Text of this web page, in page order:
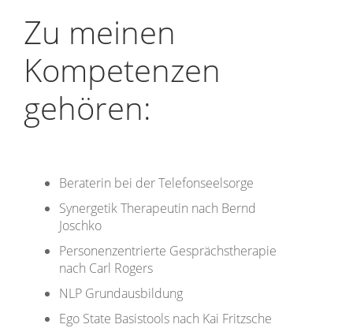
Zu meinen
Kompetenzen
gehören:
Beraterin bei der Telefonseelsorge
Synergetik Therapeutin nach Bernd
Joschko
Personenzentrierte Gesprächstherapie
nach Carl Rogers
NLP Grundausbildung
Ego State Basistools nach Kai Fritzsche